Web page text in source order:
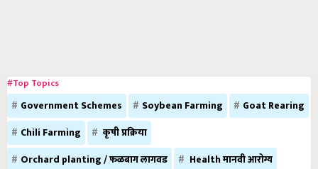
#Top Topics
Government Schemes Soybean Farming
Goat Rearing
Chili Farming
कृषी प्रक्रिया
Orchard planting / फळबाग लागवड
Health मानवी आरोग्य